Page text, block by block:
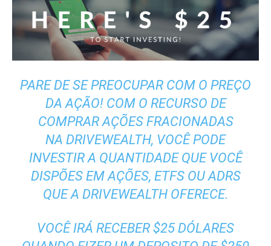
PARE DE SE PREOCUPAR COM O PREÇO
DA AÇÃO! COM O RECURSO DE
COMPRAR AÇÕES FRACIONADAS
NA DRIVEWEALTH, VOCÊ PODE
INVESTIR A QUANTIDADE QUE VOCÊ
DISPÕES EM AÇÕES, ETFS OU ADRS
QUE A DRIVEWEALTH OFERECE.
VOCÊ IRÁ RECEBER $25 DÓLARES